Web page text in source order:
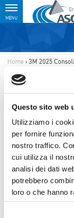
Questo sito web
Utilizziamo i
per fornire
nostro traffico.
cui utilizza il
analisi dei dati
potrebbero
loro o che hanno
Toggle
navigation
MENU
Home ›3M 2025
08.05.2025
3M 2025
CALL
MAY 2025